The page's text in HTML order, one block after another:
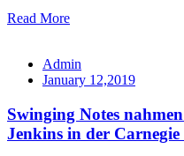
Read More
Admin
January 12,2019
Swinging Notes
Jenkins in der